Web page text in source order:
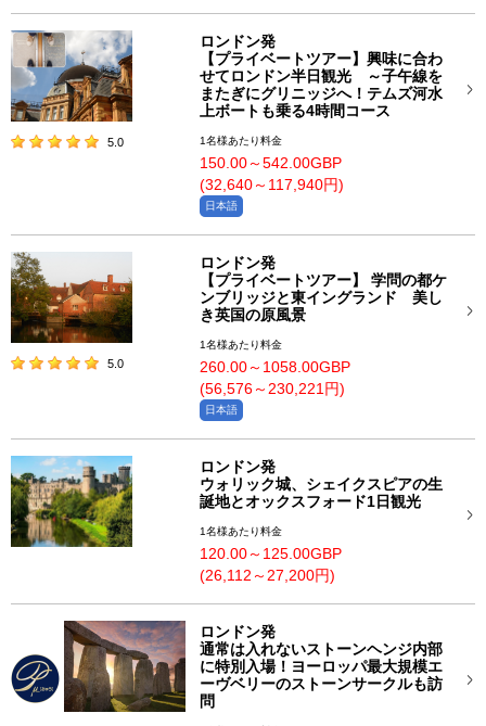
5.0
ロンドン発
【プライベートツアー】興味に合わ
せてロンドン半日観光 ～子午線を
またぎにグリニッジへ！テムズ河水
上ボートも乗る4時間コース
1名様あたり料金
150.00～542.00GBP
(32,640～117,940円)
日本語
5.0
ロンドン発
【プライベートツアー】 学問の都ケ
ンブリッジと東イングランド 美し
き英国の原風景
1名様あたり料金
260.00～1058.00GBP
(56,576～230,221円)
日本語
ロンドン発
ウォリック城、シェイクスピアの生
誕地とオックスフォード1日観光
1名様あたり料金
120.00～125.00GBP
(26,112～27,200円)
ロンドン発
通常は入れないストーンヘンジ内部
に特別入場！ヨーロッパ最大規模エ
ーヴベリーのストーンサークルも訪
問